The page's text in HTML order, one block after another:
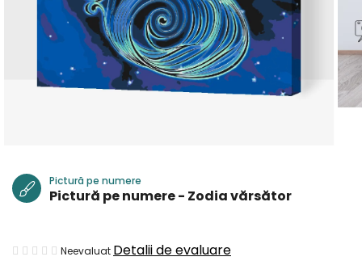
Pictură pe numere
Pictură pe numere - Zodia vărsător
Evaluarea
Neevaluat Detalii de evaluare